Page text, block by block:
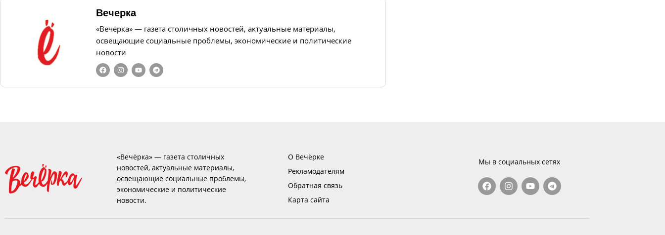
Вечерка
«Вечёрка» — газета столичных новостей, актуальные материалы,
освещающие социальные проблемы, экономические и политические
новости
«Вечёрка» — газета столичных
новостей, актуальные материалы,
освещающие социальные проблемы,
экономические и политические
новости.
О Вечёрке
Рекламодателям
Обратная связь
Карта сайта
Мы в социальных сетях